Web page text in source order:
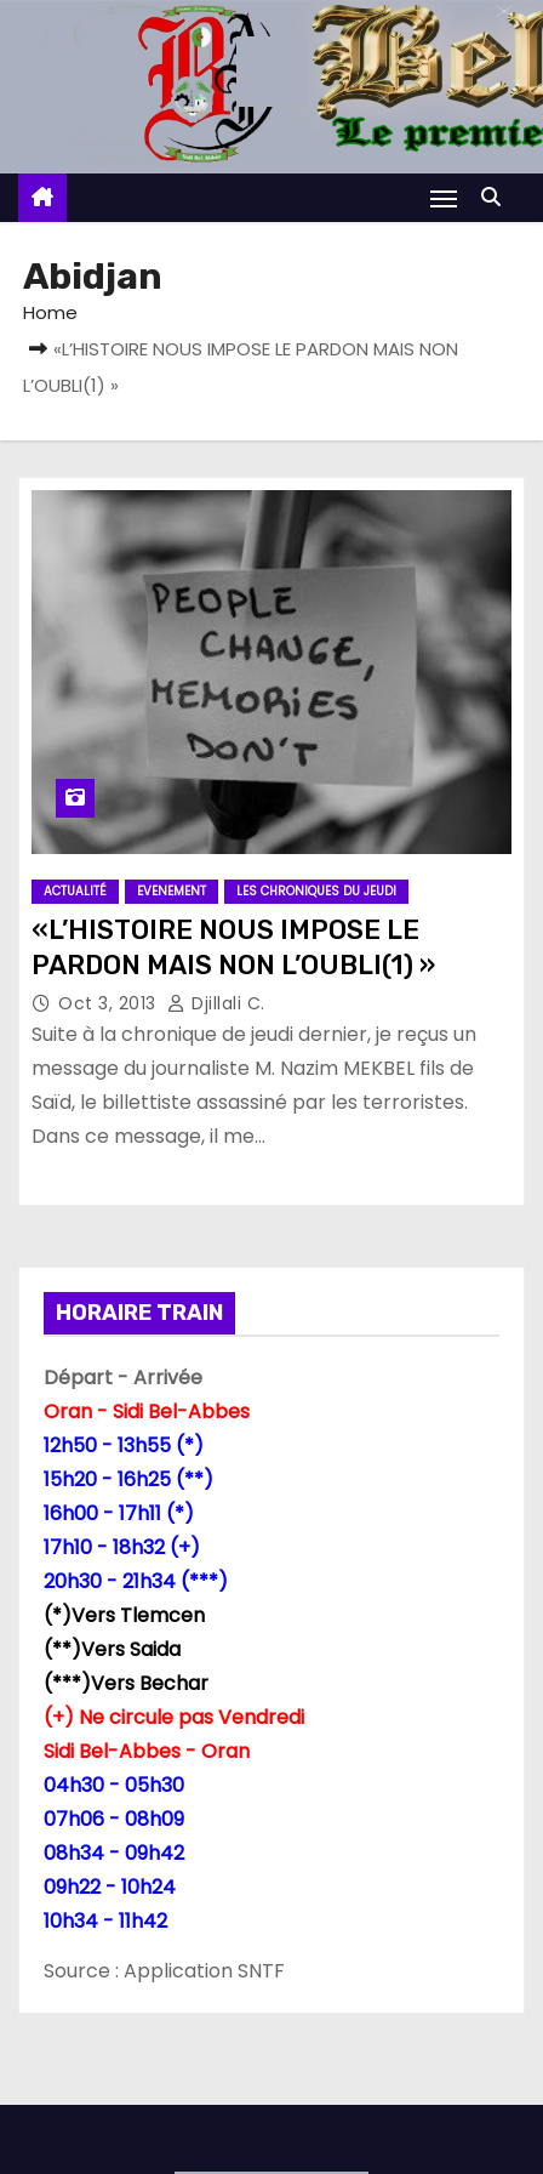
c
Abidjan
Home
«L’HISTOIRE NOUS IMPOSE LE PARDON MAIS NON
L’OUBLI(1) »
ACTUALITÉ EVENEMENT LES CHRONIQUES DU JEUDI
«L’HISTOIRE NOUS IMPOSE LE
PARDON MAIS NON L’OUBLI(1) »
Oct 3, 2013 Djillali C.
Suite à la chronique de jeudi dernier, je reçus un
message du journaliste M. Nazim MEKBEL fils de
Saïd, le billettiste assassiné par les terroristes.
Dans ce message, il me…
HORAIRE TRAIN
Départ - Arrivée
Oran - Sidi Bel-Abbes
12h50 - 13h55 (*)
15h20 - 16h25 (**)
16h00 - 17h11 (*)
17h10 - 18h32 (+)
20h30 - 21h34 (***)
(*)Vers Tlemcen
(**)Vers Saida
(***)Vers Bechar
(+) Ne circule pas Vendredi
Sidi Bel-Abbes - Oran
04h30 - 05h30
07h06 - 08h09
08h34 - 09h42
09h22 - 10h24
10h34 - 11h42
Source : Application SNTF